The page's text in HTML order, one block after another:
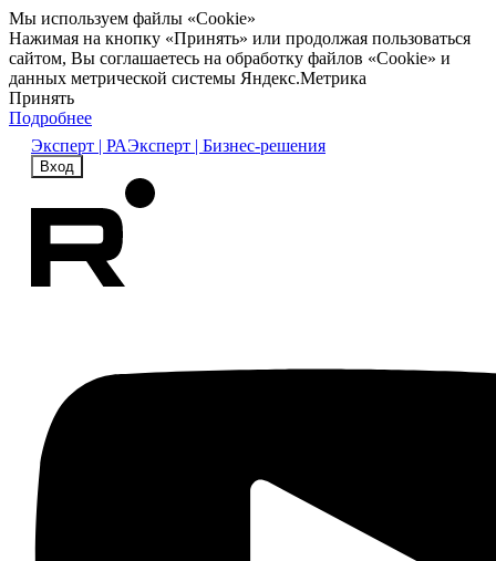
Мы используем файлы «Cookie»
Нажимая на кнопку «Принять» или продолжая пользоваться
сайтом, Вы соглашаетесь на обработку файлов «Cookie» и
данных метрической системы Яндекс.Метрика
Принять
Подробнее
Эксперт | РАЭксперт | Бизнес-решения
Вход